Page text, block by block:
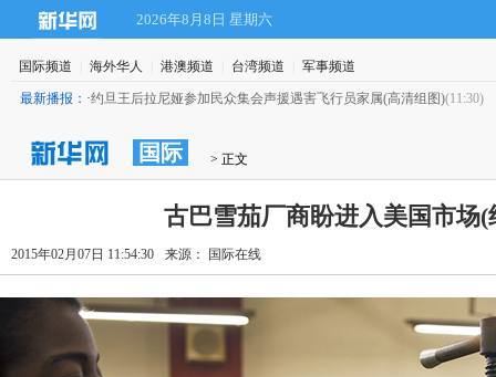
2026年8月8日 星期六
国际频道 海外华人 港澳频道 台湾频道 军事频道
最新播报： ·约旦王后拉尼娅参加民众集会声援遇害飞行员家属(高清组图)(11:30)
国际 > 正文
古巴雪茄厂商盼进入美国市场(
2015年02月07日 11:54:30 来源： 国际在线